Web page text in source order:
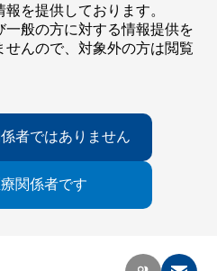
を提供しております。
一般の方に対する情報提供を
せんので、対象外の方は閲覧
者ではありません
関係者です